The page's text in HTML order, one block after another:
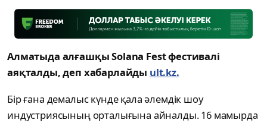
Алматыда алғашқы Solana Fest фестивалі
аяқталды, деп хабарлайды ult.kz.
Бір ғана демалыс күнде қала әлемдік шоу
индустриясының орталығына айналды. 16 мамырда